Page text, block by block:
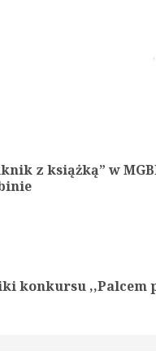
z książką” w
konkursu ,,Palcem